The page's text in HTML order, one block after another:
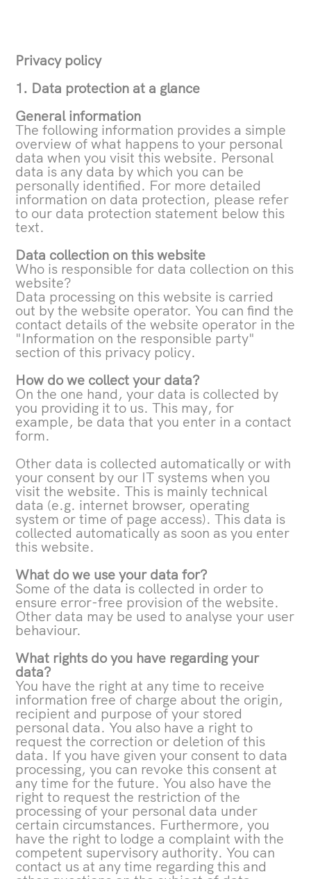
Privacy policy
1. Data protection at a glance
General information
The following information provides a simple
overview of what happens to your personal
data when you visit this website. Personal
data is any data by which you can be
personally identified. For more detailed
information on data protection, please refer
to our data protection statement below this
text.
Data collection on this website
Who is responsible for data collection on this
website?
Data processing on this website is carried
out by the website operator. You can find the
contact details of the website operator in the
"Information on the responsible party"
section of this privacy policy.
How do we collect your data?
On the one hand, your data is collected by
you providing it to us. This may, for
example, be data that you enter in a contact
form.
Other data is collected automatically or with
your consent by our IT systems when you
visit the website. This is mainly technical
data (e.g. internet browser, operating
system or time of page access). This data is
collected automatically as soon as you enter
this website.
What do we use your data for?
Some of the data is collected in order to
ensure error-free provision of the website.
Other data may be used to analyse your user
behaviour.
What rights do you have regarding your
data?
You have the right at any time to receive
information free of charge about the origin,
recipient and purpose of your stored
personal data. You also have a right to
request the correction or deletion of this
data. If you have given your consent to data
processing, you can revoke this consent at
any time for the future. You also have the
right to request the restriction of the
processing of your personal data under
certain circumstances. Furthermore, you
have the right to lodge a complaint with the
competent supervisory authority. You can
contact us at any time regarding this and